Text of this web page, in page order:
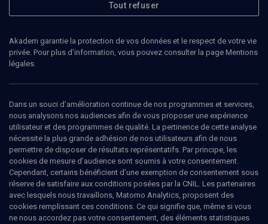
réalisatrice
Mili Pecherer est une réalisatrice de cinéma israélienne. Elle
est diplômée de Bezalel, l’académie d’art de Jérusalem, et Le
Fresnoy – Studio national des arts contemporains à Tourcoing.
Mili Pecherer est née en Israël en 1988. Mili Pecherer est née en
Israël en 1988. Elle a réalisé des films avec Napoléon Bonaparte,
Dieu, une hémorroïde, un âne et des béliers qui ont été projetés et
primés dans des festivals tels que la Berlinale, Annecy,
FIDMarseille, etc.
Tout refuser
Akadem garantie la protection de vos données et le respect de votre vie
privée. Pour plus d’information, vous pouvez consulter la page Mentions
légales.
Dans un souci d’amélioration continue de nos programmes et services,
nous analysons nos audiences afin de vous proposer une expérience
utilisateur et des programmes de qualité. La pertinence de cette analyse
nécessite la plus grande adhésion de nos utilisateurs afin de nous
permettre de disposer de résultats représentatifs. Par principe, les
cookies de mesure d’audience sont soumis à votre consentement.
Cependant, certains bénéficient d’une exemption de consentement sous
réserve de satisfaire aux conditions posées par la CNIL. Les partenaires
avec lesquels nous travaillons, Matomo Analytics, proposent des
cookies remplissant ces conditions. Ce qui signifie que, même si vous
ne nous accordez pas votre consentement, des éléments statistiques